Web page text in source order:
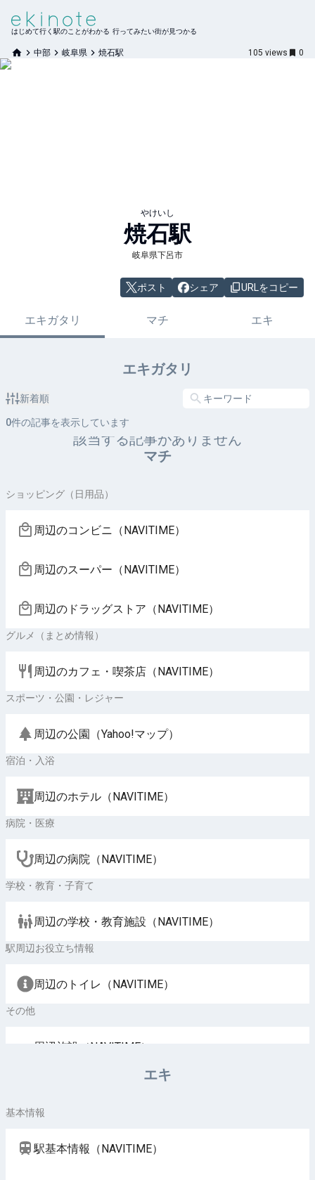
はじめて行く駅のことがわかる 行ってみたい街が見つかる
中部 岐阜県 焼石駅 105 views 0
やけいし
焼石駅
岐阜県下呂市
ポスト シェア URLをコピー
エキガタリ マチ エキ
エキガタリ
新着順
0件の記事を表示しています
該当する記事がありません
マチ
ショッピング（日用品）
周辺のコンビニ（NAVITIME）
周辺のスーパー（NAVITIME）
周辺のドラッグストア（NAVITIME）
グルメ（まとめ情報）
周辺のカフェ・喫茶店（NAVITIME）
スポーツ・公園・レジャー
周辺の公園（Yahoo!マップ）
宿泊・入浴
周辺のホテル（NAVITIME）
病院・医療
周辺の病院（NAVITIME）
学校・教育・子育て
周辺の学校・教育施設（NAVITIME）
駅周辺お役立ち情報
周辺のトイレ（NAVITIME）
その他
周辺施設（NAVITIME）
エキ
基本情報
駅基本情報（NAVITIME）